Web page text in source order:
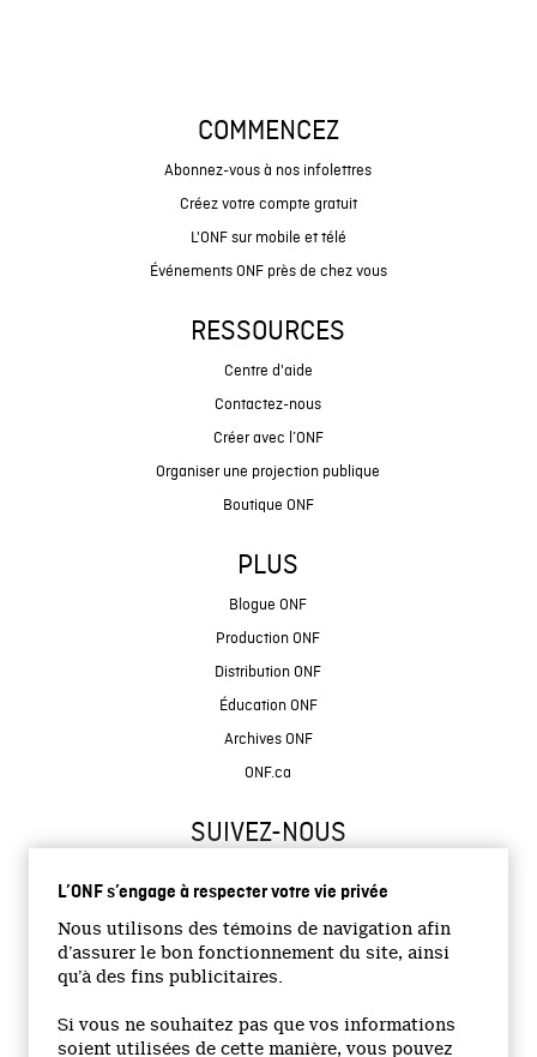
L’ONF s’engage à respecter votre vie privée
Nous utilisons des témoins de navigation afin
d’assurer le bon fonctionnement du site, ainsi
qu’à des fins publicitaires.
Si vous ne souhaitez pas que vos informations
soient utilisées de cette manière, vous pouvez
COMMENCEZ
Abonnez-vous à nos infolettres
Créez votre compte gratuit
L'ONF sur mobile et télé
Événements ONF près de chez vous
RESSOURCES
Centre d'aide
Contactez-nous
Créer avec l’ONF
Organiser une projection publique
Boutique ONF
PLUS
Blogue ONF
Production ONF
Distribution ONF
Éducation ONF
Archives ONF
ONF.ca
SUIVEZ-NOUS
Site institutionnel